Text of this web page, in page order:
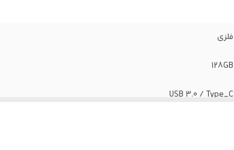
فلزی
128GB
USB 3.0 / Type_C